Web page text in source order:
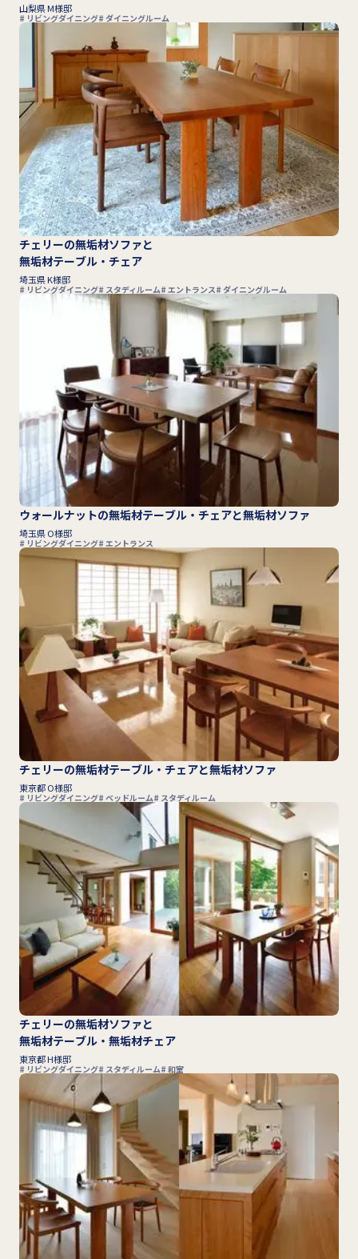
山梨県 M様邸
リビングダイニング ダイニングルーム
チェリーの無垢材ソファと
無垢材テーブル・チェア
埼玉県 K様邸
リビングダイニング スタディルーム エントランス ダイニングルーム
ウォールナットの無垢材テーブル・チェアと無垢材ソファ
埼玉県 O様邸
リビングダイニング エントランス
チェリーの無垢材テーブル・チェアと無垢材ソファ
東京都 O様邸
リビングダイニング ベッドルーム スタディルーム
チェリーの無垢材ソファと
無垢材テーブル・無垢材チェア
東京都 H様邸
リビングダイニング スタディルーム 和室